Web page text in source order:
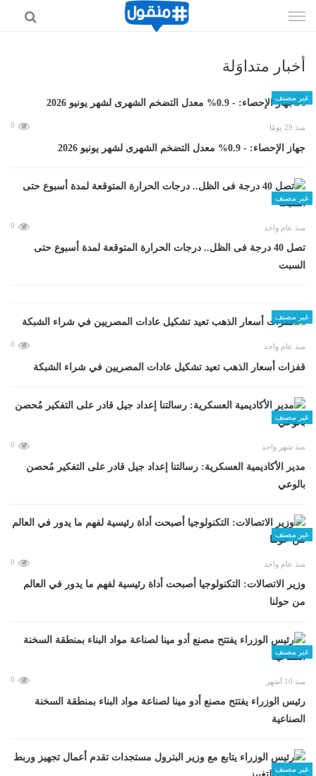
الى
أخبار متداوَلة
غير مصنف
منذ 29 يومًا 0
جهاز الإحصاء: - 0.9% معدل التضخم الشهرى لشهر يونيو 2026
غير مصنف
منذ عام واحد 0
تصل 40 درجة فى الظل.. درجات الحرارة المتوقعة لمدة أسبوع حتى
السبت
غير مصنف
منذ عام واحد 0
قفزات أسعار الذهب تعيد تشكيل عادات المصريين في شراء الشبكة
غير مصنف
منذ شهر واحد 0
مدير الأكاديمية العسكرية: رسالتنا إعداد جيل قادر على التفكير مُحصن
بالوعي
غير مصنف
منذ عام واحد 0
وزير الاتصالات: التكنولوجيا أصبحت أداة رئيسية لفهم ما يدور في العالم
من حولنا
غير مصنف
منذ 10 أشهر 0
رئيس الوزراء يفتتح مصنع أدو مينا لصناعة مواد البناء بمنطقة السخنة
الصناعية
غير مصنف